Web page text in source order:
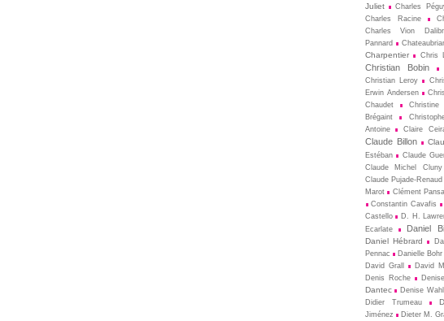
Juliet
Charles
Charles Racine
Charles Vion
Pannard
Charpentier
Chris
Christian Bobin
Christian Leroy
Erwin Andersen
Chaudet
Brégaint
Antoine
Claire
Claude Billon
Estéban
Claude
Claude Michel Cluny
Claude Pujade-Renaud
Marot
Clément
Constantin Cavafis
Castello
D. H.
Ecarlate
Daniel
Daniel Hébrard
Pennac
Danielle Bohr
David Grall
David
Denis Roche
Dantec
Denise
Didier Trumeau
Jiménez
Dieter M.